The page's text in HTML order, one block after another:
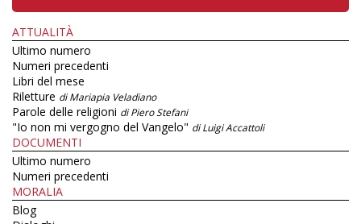
ATTUALITÀ
Ultimo numero
Numeri precedenti
Libri del mese
Riletture di Mariapia Veladiano
Parole delle religioni di Piero Stefani
"Io non mi vergogno del Vangelo" di Luigi Accattoli
DOCUMENTI
Ultimo numero
Numeri precedenti
MORALIA
Blog